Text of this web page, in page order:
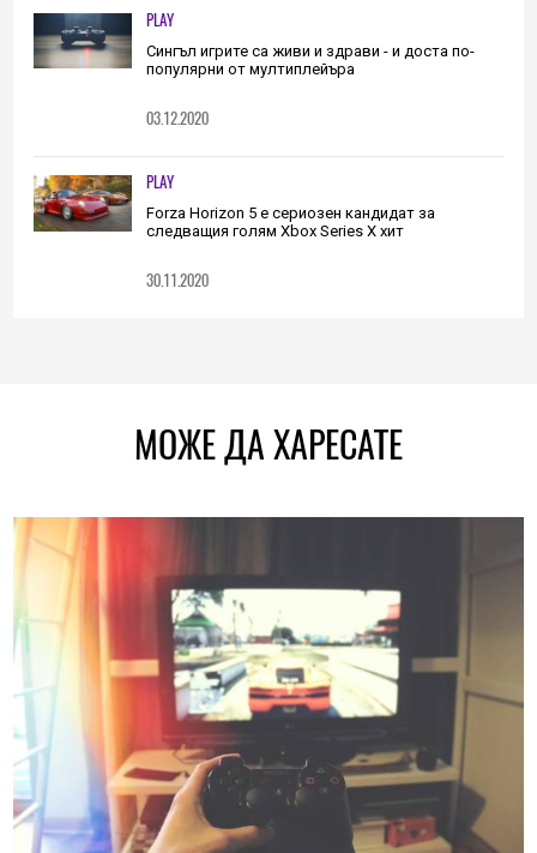
PLAY
Сингъл игрите са живи и здрави - и доста по-
популярни от мултиплейъра
03.12.2020
PLAY
Forza Horizon 5 е сериозен кандидат за
следващия голям Xbox Series X хит
30.11.2020
МОЖЕ ДА ХАРЕСАТЕ